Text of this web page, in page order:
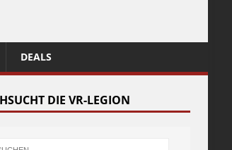
DEALS
DIE VR-LEGION